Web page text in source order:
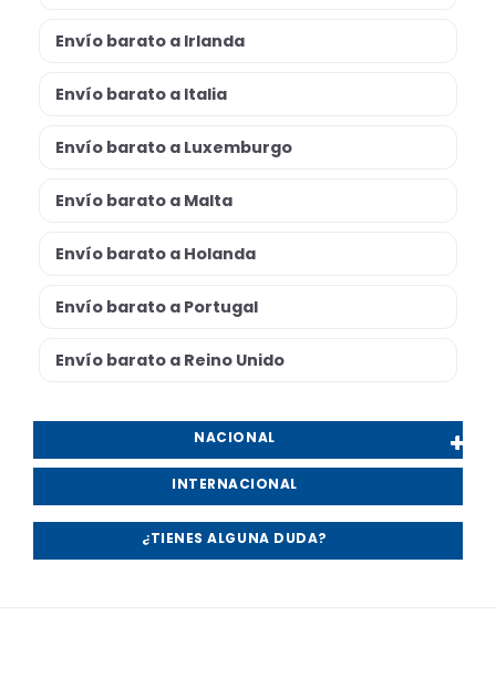
Envío barato a Irlanda
Envío barato a Italia
Envío barato a Luxemburgo
Envío barato a Malta
Envío barato a Holanda
Envío barato a Portugal
Envío barato a Reino Unido
NACIONAL
INTERNACIONAL
¿TIENES ALGUNA DUDA?